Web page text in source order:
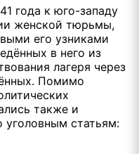
года к юго-западу
женской тюрьмы,
его узниками
в него из
лагеря через
Помимо
также и
уголовным статьям: